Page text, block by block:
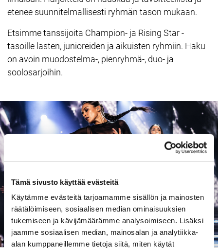
Tämä sivusto käyttää evästeitä
Käytämme evästeitä tarjoamamme sisällön ja mainosten
räätälöimiseen, sosiaalisen median ominaisuuksien
tukemiseen ja kävijämäärämme analysoimiseen. Lisäksi
jaamme sosiaalisen median, mainosalan ja analytiikka-
alan kumppaneillemme tietoja siitä, miten käytät
etenee suunnitelmallisesti ryhmän tason mukaan.
Etsimme tanssijoita Champion- ja Rising Star -
tasoille lasten, junioreiden ja aikuisten ryhmiin. Haku
on avoin muodostelma-, pienryhmä-, duo- ja
soolosarjoihin.